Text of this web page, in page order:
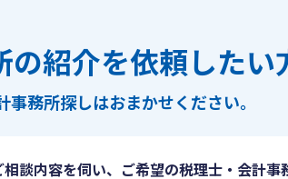
紹介を依頼したい
事務所探しはおまかせください。
談内容を伺い、ご希望の税理士・会計事